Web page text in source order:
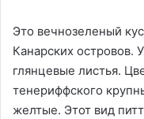
Это вечнозеленый
Канарских островов.
глянцевые листья.
тенериффского
желтые. Этот вид